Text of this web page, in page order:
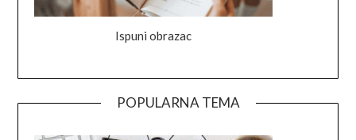
Ispuni obrazac
POPULARNA TEMA